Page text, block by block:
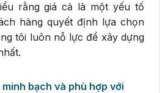
rằng giá cả là một yếu tố
hàng quyết định lựa chọn
tôi luôn nỗ lực để xây dựng
bạch và phù hợp với